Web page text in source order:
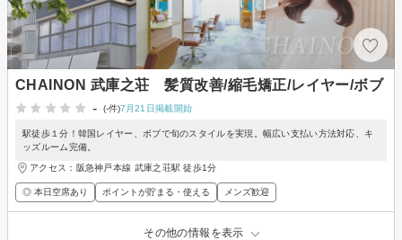
CHAINON 武庫之荘 髪質改善/縮毛矯正/レイヤー/ボブ
-
(-件)7月21日掲載開始
駅徒歩１分！韓国レイヤー、ボブで旬のスタイルを実現。幅広い支払い方法対応、キ
ッズルーム完備。
アクセス：阪急神戸本線 武庫之荘駅 徒歩1分
◎ 本日空席あり ポイントが貯まる・使える メンズ歓迎
その他の情報を表示